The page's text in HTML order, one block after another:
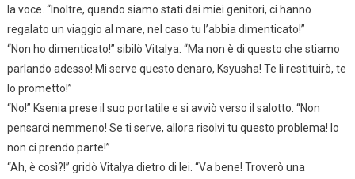
la voce. “Inoltre, quando siamo stati dai miei genitori, ci hanno
regalato un viaggio al mare, nel caso tu l’abbia dimenticato!”
“Non ho dimenticato!” sibilò Vitalya. “Ma non è di questo che stiamo
parlando adesso! Mi serve questo denaro, Ksyusha! Te li restituirò, te
lo prometto!”
“No!” Ksenia prese il suo portatile e si avviò verso il salotto. “Non
pensarci nemmeno! Se ti serve, allora risolvi tu questo problema! Io
non ci prendo parte!”
“Ah, è così?!” gridò Vitalya dietro di lei. “Va bene! Troverò una